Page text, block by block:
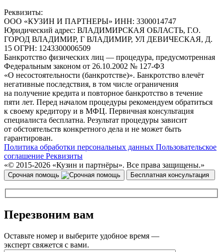
Реквизиты:
ООО «КУЗИН И ПАРТНЕРЫ» ИНН: 3300014747
Юридический адрес: ВЛАДИМИРСКАЯ ОБЛАСТЬ, Г.О.
ГОРОД ВЛАДИМИР, Г ВЛАДИМИР, УЛ ДЕВИЧЕСКАЯ, Д.
15 ОГРН: 1243300006509
Банкротство физических лиц — процедура, предусмотренная
Федеральным законом от 26.10.2002 № 127-ФЗ
«О несостоятельности (банкротстве)». Банкротство влечёт
негативные последствия, в том числе ограничения
на получение кредита и повторное банкротство в течение
пяти лет. Перед началом процедуры рекомендуем обратиться
к своему кредитору и в МФЦ. Первичная консультация
специалиста бесплатна. Результат процедуры зависит
от обстоятельств конкретного дела и не может быть
гарантирован.
Политика обработки персональных данных Пользовательское
соглашение Реквизиты
«© 2015-2026 «Кузин и партнёры». Все права защищены.»
Срочная помощь Бесплатная консультация
Перезвоним вам
Оставьте номер и выберите удобное время —
эксперт свяжется с вами.